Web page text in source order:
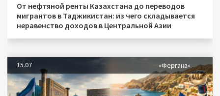
От нефтяной ренты Казахстана до переводов
мигрантов в Таджикистан: из чего складывается
неравенство доходов в Центральной Азии
15.07 «Фергана»